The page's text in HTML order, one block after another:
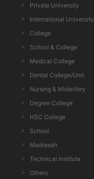
Private University
International University
College
School & College
Medical College
Dental College/Unit
Nursing & Midwifery
Degree College
HSC College
School
Madrasah
Technical Institute
Others